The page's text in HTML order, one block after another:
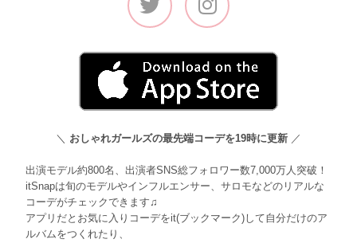
＼ おしゃれガールズの最先端コーデを19時に更新 ／
出演モデル約800名、出演者SNS総フォロワー数7,000万人突破！
itSnapは旬のモデルやインフルエンサー、サロモなどのリアルな
コーデがチェックできます♫
アプリだとお気に入りコーデをit(ブックマーク)して自分だけのア
ルバムをつくれたり、